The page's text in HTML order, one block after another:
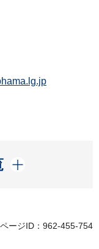
ページID：962-455-754